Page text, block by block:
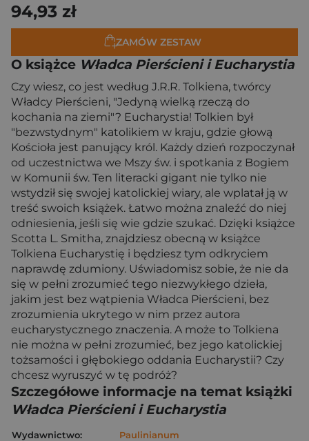
94,93 zł
ZAMÓW ZESTAW
O książce Władca Pierścieni i Eucharystia
Czy wiesz, co jest według J.R.R. Tolkiena, twórcy
Władcy Pierścieni, "Jedyną wielką rzeczą do
kochania na ziemi"? Eucharystia! Tolkien był
"bezwstydnym" katolikiem w kraju, gdzie głową
Kościoła jest panujący król. Każdy dzień rozpoczynał
od uczestnictwa we Mszy św. i spotkania z Bogiem
w Komunii św. Ten literacki gigant nie tylko nie
wstydził się swojej katolickiej wiary, ale wplatał ją w
treść swoich książek. Łatwo można znaleźć do niej
odniesienia, jeśli się wie gdzie szukać. Dzięki książce
Scotta L. Smitha, znajdziesz obecną w książce
Tolkiena Eucharystię i będziesz tym odkryciem
naprawdę zdumiony. Uświadomisz sobie, że nie da
się w pełni zrozumieć tego niezwykłego dzieła,
jakim jest bez wątpienia Władca Pierścieni, bez
zrozumienia ukrytego w nim przez autora
eucharystycznego znaczenia. A może to Tolkiena
nie można w pełni zrozumieć, bez jego katolickiej
tożsamości i głębokiego oddania Eucharystii? Czy
chcesz wyruszyć w tę podróż?
Szczegółowe informacje na temat książki
Władca Pierścieni i Eucharystia
Wydawnictwo:
Paulinianum